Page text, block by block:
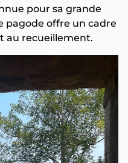
pour sa grande
pagode offre un cadre
au recueillement.